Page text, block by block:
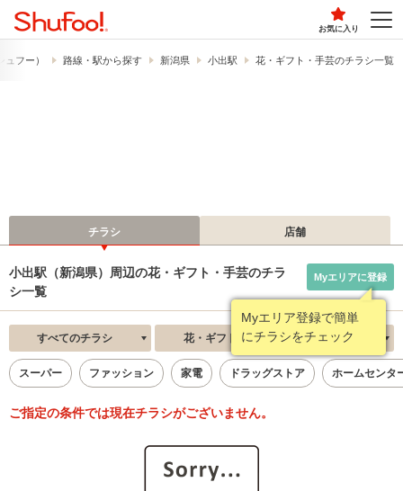
お気に入り
フー） 路線・駅から探す 新潟県 小出駅 花・ギフト・手芸のチラシ一覧
チラシ 店舗
小出駅（新潟県）周辺の花・ギフト・手芸のチラ
シ一覧
Myエリア登録で簡単
にチラシをチェック
Myエリアに登録
すべてのチラシ 花・ギフト・手芸 新着順
スーパー ファッション 家電 ドラッグストア ホームセンタ
ご指定の条件では現在チラシがございません。